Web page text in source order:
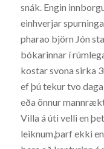
snák. Engin
einhverjar
pharao björn Jón
bókarinnar í
kostar svona sirka
ef þú tekur tvo
eða önnur
Villa á úti velli en
leiknum,þarf ekki